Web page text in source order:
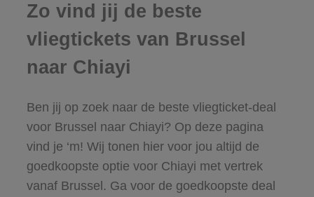
Zo vind jij de beste
vliegtickets van Brussel
naar Chiayi
Ben jij op zoek naar de beste vliegticket-deal
voor Brussel naar Chiayi? Op deze pagina
vind je ‘m! Wij tonen hier voor jou altijd de
goedkoopste optie voor Chiayi met vertrek
vanaf Brussel. Ga voor de goedkoopste deal